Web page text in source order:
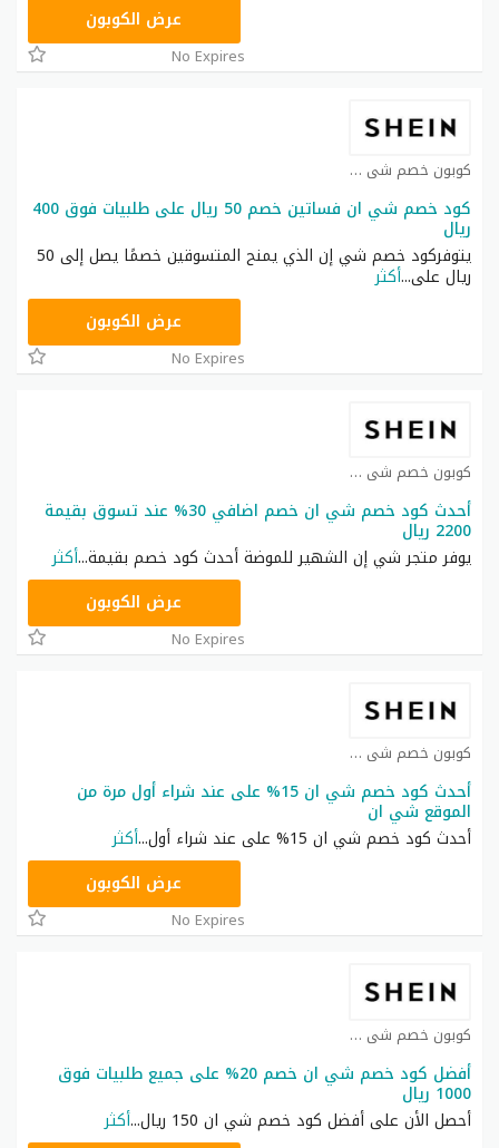
عرض الكوبون
No Expires
كوبون خصم شي ان كوبون
كود خصم شي ان فساتين خصم 50 ريال على طلبيات فوق 400
ريال
يتوفركود خصم شي إن الذي يمنح المتسوقين خصمًا يصل إلى 50
ريال على...أكثر
عرض الكوبون
No Expires
كوبون خصم شي ان كوبون
أحدث كود خصم شي ان خصم اضافي 30% عند تسوق بقيمة
2200 ريال
يوفر متجر شي إن الشهير للموضة أحدث كود خصم بقيمة...أكثر
عرض الكوبون
No Expires
كوبون خصم شي ان كوبون
أحدث كود خصم شي ان 15% على عند شراء أول مرة من
الموقع شي ان
أحدث كود خصم شي ان 15% على عند شراء أول
...أكثر
عرض الكوبون
No Expires
كوبون خصم شي ان كوبون
أفضل كود خصم شي ان خصم 20% على جميع طلبيات فوق
1000 ريال
أحصل الأن على أفضل كود خصم شي ان 150 ريال
...أكثر